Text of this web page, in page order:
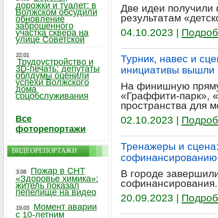
Две идеи
результатам
04.10.2023 |
Турник, навес и
инициативы
На финишную
«Граффити-парк»,
пространства для
02.10.2023 |
Тренажеры и
софинансированию
В городе
софинансирования.
20.09.2023 |
дорожки и туалет: в
Волжском обсудили
обновление
заброшенного
участка сквера на
улице Советской
22.01
Трудоустройство и
3D-печать: депутаты
облдумы оценили
успехи Волжского
дома
соцобслуживания
Все
фоторепортажи
ВИДЕОРЕПОРТАЖИ
3.08
Пожар в СНТ
«Здоровье химика»:
житель показал
пепелище на видео
19.03
Момент аварии
с 10-летним